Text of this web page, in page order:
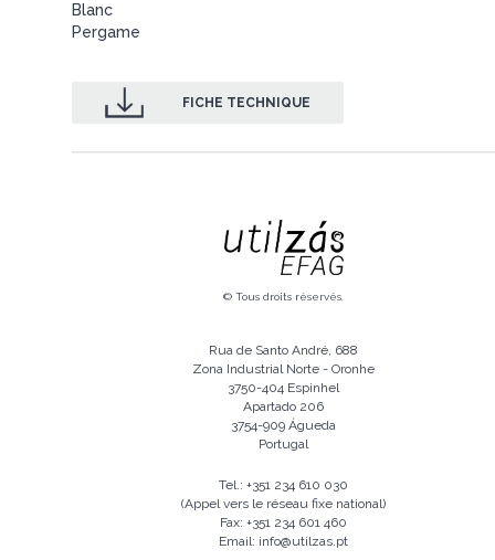
Blanc
Pergame
FICHE TECHNIQUE
© Tous droits réservés.
Rua de Santo André, 688
Zona Industrial Norte - Oronhe
3750-404 Espinhel
Apartado 206
3754-909 Águeda
Portugal
Tel.: +351 234 610 030
(Appel vers le réseau fixe national)
Fax: +351 234 601 460
Email: info@utilzas.pt